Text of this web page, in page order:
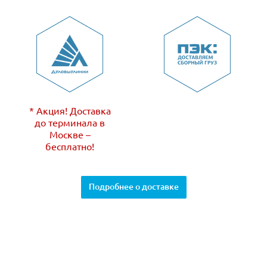
* Акция! Доставка
до терминала в
Москве –
бесплатно!
Подробнее о доставке